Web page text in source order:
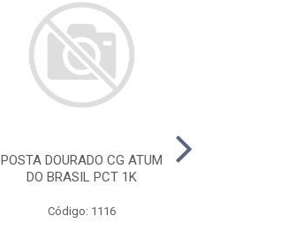
POSTA DOURADO CG ATUM
DO BRASIL PCT 1K
Código: 1116